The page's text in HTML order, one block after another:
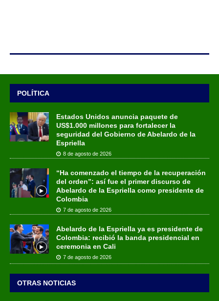
POLÍTICA
Estados Unidos anuncia paquete de
US$1.000 millones para fortalecer la
seguridad del Gobierno de Abelardo de la
Espriella
8 de agosto de 2026
“Ha comenzado el tiempo de la recuperación
del orden”: así fue el primer discurso de
Abelardo de la Espriella como presidente de
Colombia
7 de agosto de 2026
Abelardo de la Espriella ya es presidente de
Colombia: recibió la banda presidencial en
ceremonia en Cali
7 de agosto de 2026
OTRAS NOTICIAS